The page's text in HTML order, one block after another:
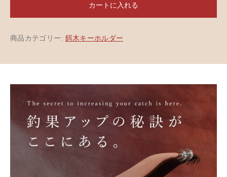
カートに入れる
商品カテゴリー: 餌木キーホルダー